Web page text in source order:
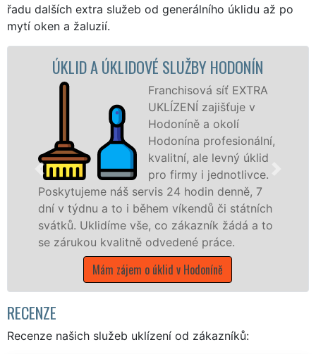
řadu dalších extra služeb od generálního úklidu až po
mytí oken a žaluzií.
A ÚKLIDOVÉ SLUŽBY HODONÍN
Franchisová síť EXTRA
UKLÍZENÍ zajišťuje v
Hodoníně a okolí
Hodonína profesionální,
kvalitní, ale levný úklid
pro firmy i jednotlivce.
náš servis 24 hodin denně, 7
týdnu a to i během víkendů či státních
Uklidíme vše, co zákazník žádá a to
kvalitně odvedené práce.
Mám zájem o úklid v Hodoníně
RECENZE
Recenze našich služeb uklízení od zákazníků: